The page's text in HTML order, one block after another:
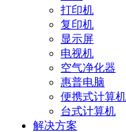
打印机
复印机
显示屏
电视机
空气净化器
惠普电脑
便携式计算机
台式计算机
解决方案